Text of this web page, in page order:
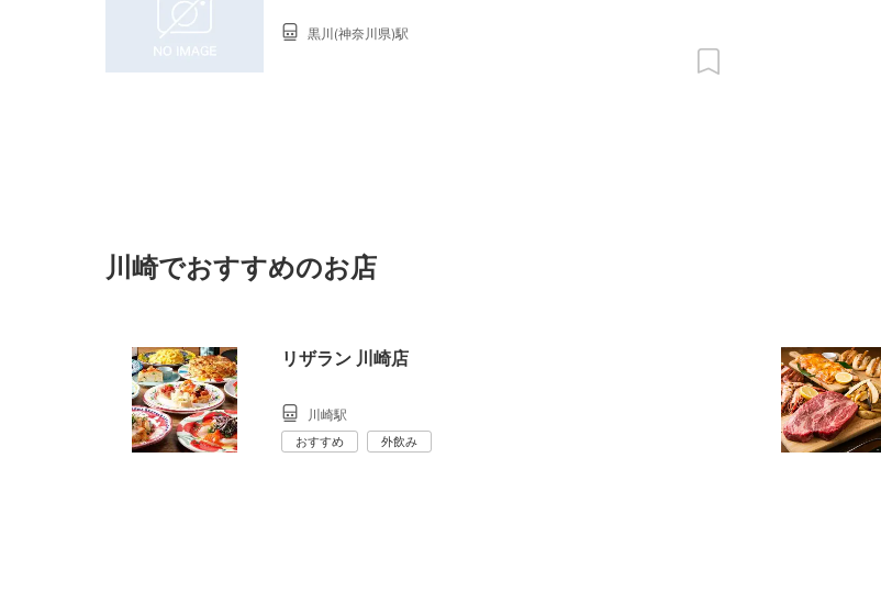
黒川(神奈川県)駅
川崎でおすすめのお店
リザラン 川崎店
川崎駅
おすすめ 外飲み